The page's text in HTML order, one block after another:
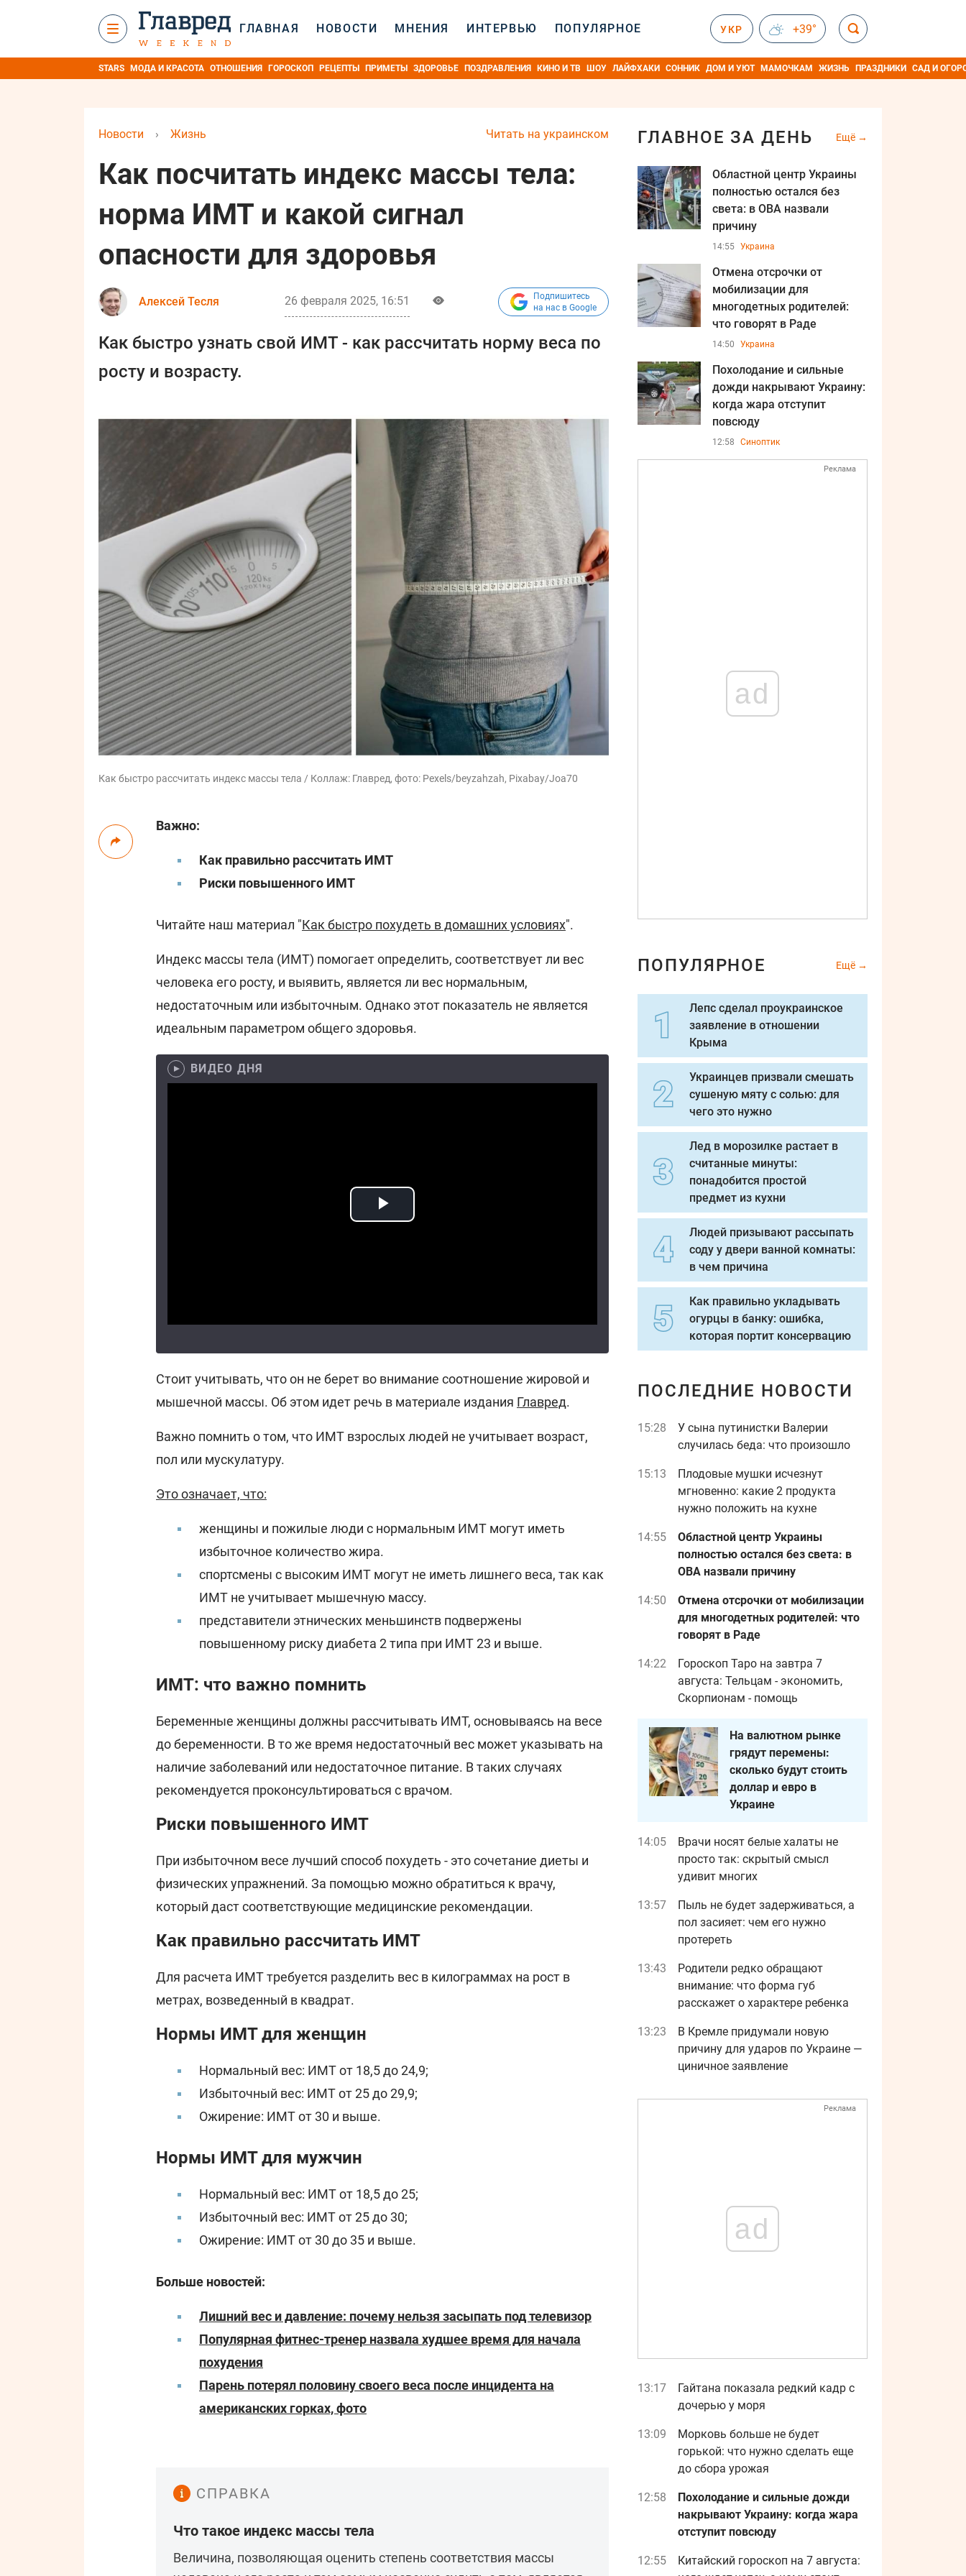
ГЛАВНАЯ НОВОСТИ МНЕНИЯ ИНТЕРВЬЮ ПОПУЛЯРНОЕ УКР +39°
STARS МОДА И КРАСОТА ОТНОШЕНИЯ ГОРОСКОП РЕЦЕПТЫ ПРИМЕТЫ ЗДОРОВЬЕ ПОЗДРАВЛЕНИЯ КИНО И ТВ ШОУ ЛАЙФХАКИ СОННИК ДОМ И УЮТ МАМОЧКАМ ЖИЗНЬ ПРАЗДНИКИ САД И
Читать на украинском
Новости › Жизнь
Как посчитать индекс массы тела:
норма ИМТ и какой сигнал
опасности для здоровья
Алексей Тесля 26 февраля 2025, 16:51
Подпишитесь
на нас в Google
Как быстро узнать свой ИМТ - как рассчитать норму веса по
росту и возрасту.
Как быстро рассчитать индекс массы тела / Коллаж: Главред, фото: Pexels/beyzahzah, Pixabay/Joa70
Важно:
Как правильно рассчитать ИМТ
Риски повышенного ИМТ
Читайте наш материал "Как быстро похудеть в домашних условиях".
Индекс массы тела (ИМТ) помогает определить, соответствует ли вес
человека его росту, и выявить, является ли вес нормальным,
недостаточным или избыточным. Однако этот показатель не является
идеальным параметром общего здоровья.
ВИДЕО ДНЯ
Стоит учитывать, что он не берет во внимание соотношение жировой и
мышечной массы. Об этом идет речь в материале издания Главред.
Важно помнить о том, что ИМТ взрослых людей не учитывает возраст,
пол или мускулатуру.
Это означает, что:
женщины и пожилые люди с нормальным ИМТ могут иметь
избыточное количество жира.
спортсмены с высоким ИМТ могут не иметь лишнего веса, так как
ИМТ не учитывает мышечную массу.
представители этнических меньшинств подвержены
повышенному риску диабета 2 типа при ИМТ 23 и выше.
ИМТ: что важно помнить
Беременные женщины должны рассчитывать ИМТ, основываясь на весе
до беременности. В то же время недостаточный вес может указывать на
наличие заболеваний или недостаточное питание. В таких случаях
рекомендуется проконсультироваться с врачом.
Риски повышенного ИМТ
При избыточном весе лучший способ похудеть - это сочетание диеты и
физических упражнений. За помощью можно обратиться к врачу,
который даст соответствующие медицинские рекомендации.
Как правильно рассчитать ИМТ
Для расчета ИМТ требуется разделить вес в килограммах на рост в
метрах, возведенный в квадрат.
Нормы ИМТ для женщин
Нормальный вес: ИМТ от 18,5 до 24,9;
Избыточный вес: ИМТ от 25 до 29,9;
Ожирение: ИМТ от 30 и выше.
Нормы ИМТ для мужчин
Нормальный вес: ИМТ от 18,5 до 25;
Избыточный вес: ИМТ от 25 до 30;
Ожирение: ИМТ от 30 до 35 и выше.
Больше новостей:
Лишний вес и давление: почему нельзя засыпать под телевизор
Популярная фитнес-тренер назвала худшее время для начала
похудения
Парень потерял половину своего веса после инцидента на
американских горках, фото
СПРАВКА
Что такое индекс массы тела
Величина, позволяющая оценить степень соответствия массы
ГЛАВНОЕ ЗА ДЕНЬ Ещё
Областной центр Украины
полностью остался без
света: в ОВА назвали
причину
14:55 Украина
Отмена отсрочки от
мобилизации для
многодетных родителей:
что говорят в Раде
14:50 Украина
Похолодание и сильные
дожди накрывают Украину:
когда жара отступит
повсюду
12:58 Синоптик
Реклама
ad
ПОПУЛЯРНОЕ Ещё
Лепс сделал проукраинское
заявление в отношении
Крыма
Украинцев призвали смешать
сушеную мяту с солью: для
чего это нужно
Лед в морозилке растает в
считанные минуты:
понадобится простой
предмет из кухни
Людей призывают рассыпать
соду у двери ванной комнаты:
в чем причина
Как правильно укладывать
огурцы в банку: ошибка,
которая портит консервацию
ПОСЛЕДНИЕ НОВОСТИ
15:28
У сына путинистки Валерии
случилась беда: что произошло
15:13
Плодовые мушки исчезнут
мгновенно: какие 2 продукта
нужно положить на кухне
14:55
Областной центр Украины
полностью остался без света: в
ОВА назвали причину
14:50
Отмена отсрочки от мобилизации
для многодетных родителей: что
говорят в Раде
14:22
Гороскоп Таро на завтра 7
августа: Тельцам - экономить,
Скорпионам - помощь
На валютном рынке
грядут перемены:
сколько будут стоить
доллар и евро в
Украине
14:05
Врачи носят белые халаты не
просто так: скрытый смысл
удивит многих
13:57
Пыль не будет задерживаться, а
пол засияет: чем его нужно
протереть
13:43
Родители редко обращают
внимание: что форма губ
расскажет о характере ребенка
13:23
В Кремле придумали новую
причину для ударов по Украине —
циничное заявление
Реклама
ad
13:17
Гайтана показала редкий кадр с
дочерью у моря
13:09
Морковь больше не будет
горькой: что нужно сделать еще
до сбора урожая
12:58
Похолодание и сильные дожди
накрывают Украину: когда жара
отступит повсюду
12:55
Китайский гороскоп на 7 августа: